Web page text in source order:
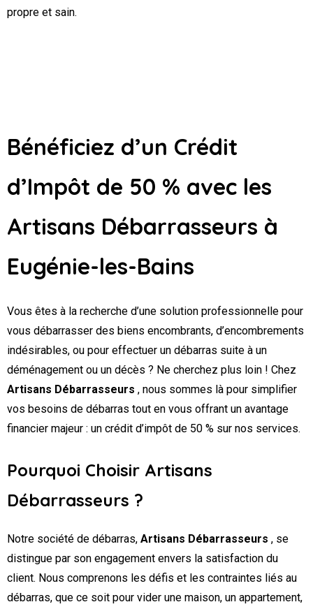
propre et sain.
Bénéficiez d’un Crédit
d’Impôt de 50 % avec les
Artisans Débarrasseurs à
Eugénie-les-Bains
Vous êtes à la recherche d’une solution professionnelle pour
vous débarrasser des biens encombrants, d’encombrements
indésirables, ou pour effectuer un débarras suite à un
déménagement ou un décès ? Ne cherchez plus loin ! Chez
Artisans Débarrasseurs , nous sommes là pour simplifier
vos besoins de débarras tout en vous offrant un avantage
financier majeur : un crédit d’impôt de 50 % sur nos services.
Pourquoi Choisir Artisans
Débarrasseurs ?
Notre société de débarras, Artisans Débarrasseurs , se
distingue par son engagement envers la satisfaction du
client. Nous comprenons les défis et les contraintes liés au
débarras, que ce soit pour vider une maison, un appartement,